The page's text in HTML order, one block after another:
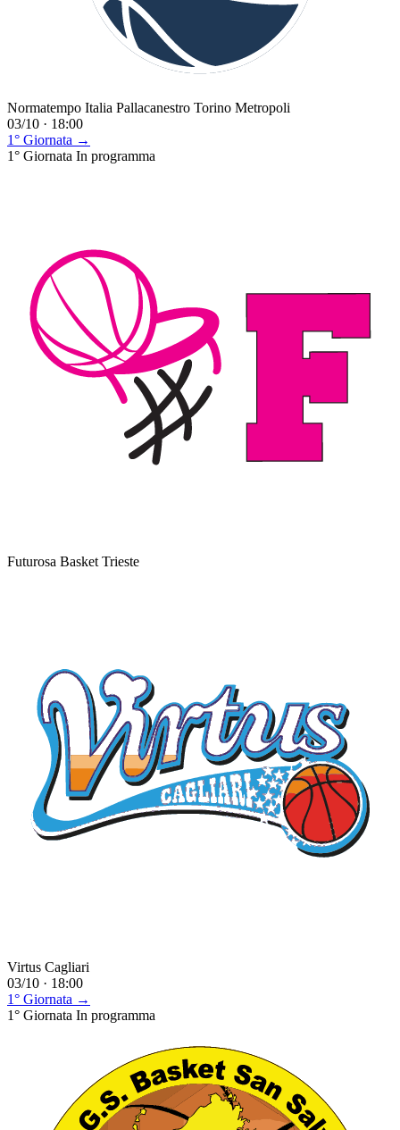
Normatempo Italia Pallacanestro Torino Metropoli
03/10 · 18:00
1° Giornata →
1° Giornata In programma
Futurosa Basket Trieste
Virtus Cagliari
03/10 · 18:00
1° Giornata →
1° Giornata In programma